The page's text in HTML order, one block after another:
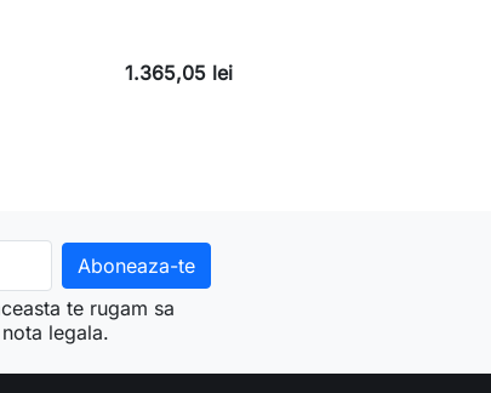
1.365,05 lei
te rugam sa
legala.